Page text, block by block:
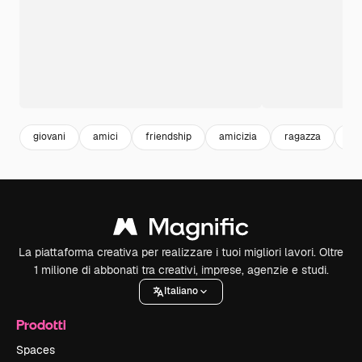
giovani amici friendship amicizia ragazza
La piattaforma creativa per realizzare i tuoi migliori lavori. Oltre
1 milione di abbonati tra creativi, imprese, agenzie e studi.
Italiano
Prodotti
Spaces